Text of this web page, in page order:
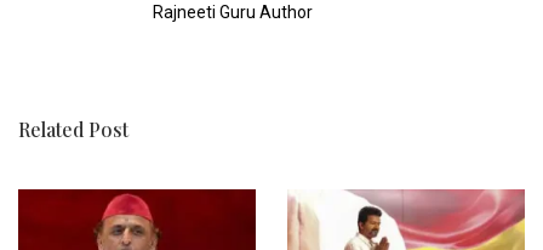
Rajneeti Guru Author
Related Post